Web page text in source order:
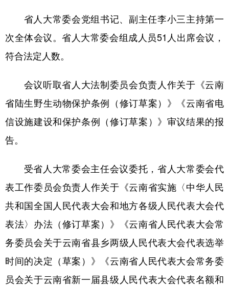
云南青年说 趣看文物
省人大常委会党组书记、副主任李小三主持第一
次全体会议。省人大常委会组成人员51人出席会议，
符合法定人数。
会议听取省人大法制委员会负责人作关于《云南
省陆生野生动物保护条例（修订草案）》《云南省电
信设施建设和保护条例（修订草案）》审议结果的报
告。
受省人大常委会主任会议委托，省人大常委会代
表工作委员会负责人作关于《云南省实施〈中华人民
共和国全国人民代表大会和地方各级人民代表大会代
表法〉办法（修订草案）》《云南省人民代表大会常
务委员会关于云南省县乡两级人民代表大会代表选举
时间的决定（草案）》《云南省人民代表大会常务委
员会关于云南省新一届县级人民代表大会代表名额和